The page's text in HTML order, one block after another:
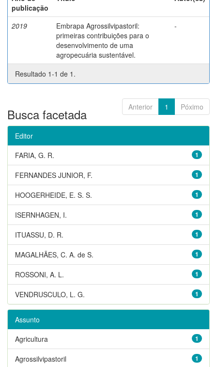
publicação
2019
Embrapa Agrossilvipastoril:
primeiras contribuições para o
desenvolvimento de uma
agropecuária sustentável.
-
Resultado 1-1 de 1.
Anterior 1 Póximo
Busca facetada
Editor
1
FARIA, G. R.
1
FERNANDES JUNIOR, F.
1
HOOGERHEIDE, E. S. S.
1
ISERNHAGEN, I.
1
ITUASSU, D. R.
1
MAGALHÃES, C. A. de S.
1
ROSSONI, A. L.
1
VENDRUSCULO, L. G.
Assunto
1
Agricultura
1
Agrossilvipastoril